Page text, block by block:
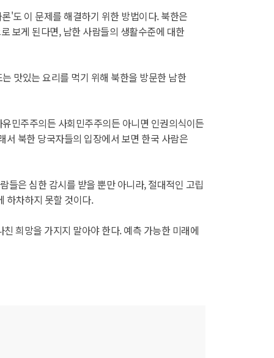
'도 이 문제를 해결하기 위한 방법이다. 북한은
보게 된다면, 남한 사람들의 생활수준에 대한
맛있는 요리를 먹기 위해 북한을 방문한 남한
민주주의든 사회민주주의든 아니면 인권의식이든
서 북한 당국자들의 입장에서 보면 한국 사람은
들은 심한 감시를 받을 뿐만 아니라, 절대적인 고립
하차하지 못할 것이다.
희망을 가지지 말아야 한다. 예측 가능한 미래에